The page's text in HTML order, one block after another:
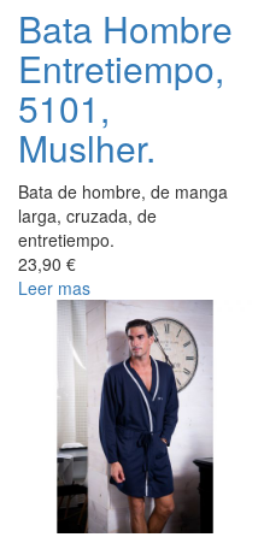
Bata Hombre
Entretiempo,
5101,
Muslher.
Bata de hombre, de manga
larga, cruzada, de
entretiempo.
23,90 €
Leer mas